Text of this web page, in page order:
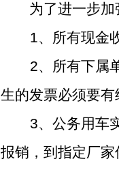
为了进一步
1、所有现金
2、所有下属
生的发票必须要有
3、公务用车
报销，到指定厂家